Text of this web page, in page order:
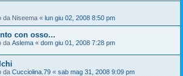
da Niseema « lun giu 02, 2008 8:50 pm
con osso...
da Aslema « dom giu 01, 2008 7:28 pm
da Cucciolina.79 « sab mag 31, 2008 9:09 pm